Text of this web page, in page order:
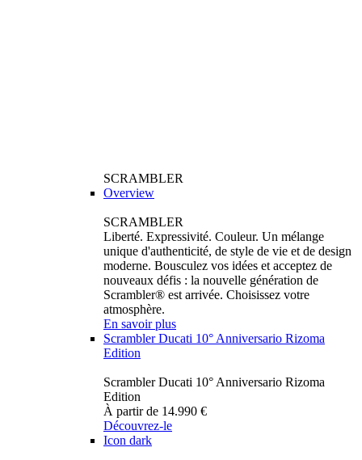
SCRAMBLER
Overview
SCRAMBLER
Liberté. Expressivité. Couleur. Un mélange
unique d'authenticité, de style de vie et de design
moderne. Bousculez vos idées et acceptez de
nouveaux défis : la nouvelle génération de
Scrambler® est arrivée. Choisissez votre
atmosphère.
En savoir plus
Scrambler Ducati 10° Anniversario Rizoma
Edition
Scrambler Ducati 10° Anniversario Rizoma
Edition
À partir de 14.990 €
Découvrez-le
Icon dark